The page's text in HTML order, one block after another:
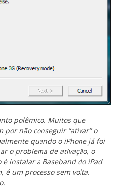
polêmico. Muitos que
por não conseguir “ativar” o
quando o iPhone já foi
o problema de ativação, o
instalar a Baseband do iPad
é um processo sem volta.